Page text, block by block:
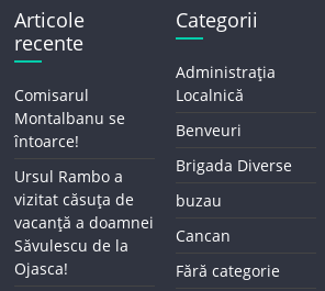
Articole
recente
Comisarul
Montalbanu se
întoarce!
Ursul Rambo a
vizitat căsuța de
vacanță a doamnei
Săvulescu de la
Ojasca!
Categorii
Administrația
Localnică
Benveuri
Brigada Diverse
buzau
Cancan
Fără categorie